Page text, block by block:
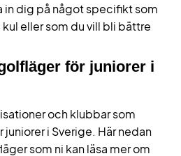
in dig på något specifikt som
eller som du vill bli bättre
för juniorer i
och klubbar som
i Sverige. Här nedan
som ni kan läsa mer om